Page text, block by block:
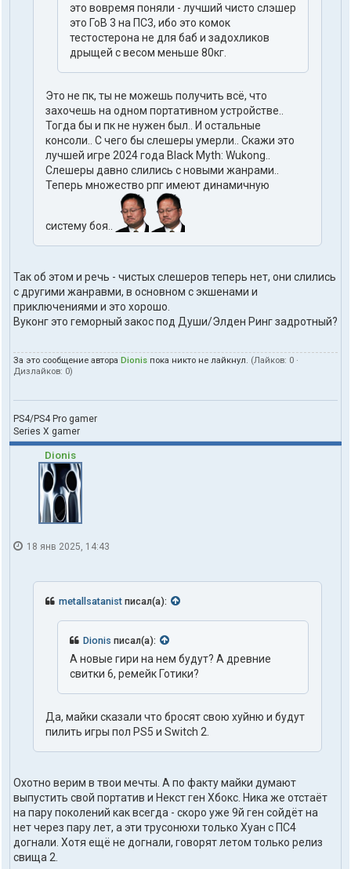
это вовремя поняли - лучший чисто слэшер
это ГоВ 3 на ПС3, ибо это комок
тестостерона не для баб и задохликов
дрыщей с весом меньше 80кг.
Это не пк, ты не можешь получить всё, что
захочешь на одном портативном устройстве..
Тогда бы и пк не нужен был.. И остальные
консоли.. С чего бы слешеры умерли.. Скажи это
лучшей игре 2024 года Black Myth: Wukong..
Слешеры давно слились с новыми жанрами..
Теперь множество рпг имеют динамичную
систему боя..
Так об этом и речь - чистых слешеров теперь нет, они слились
с другими жанравми, в основном с экшенами и
приключениями и это хорошо.
Вуконг это геморный закос под Души/Элден Ринг задротный?
За это сообщение автора Dionis пока никто не лайкнул. (Лайков: 0 ·
Дизлайков: 0)
PS4/PS4 Pro gamer
Series X gamer
Dionis
18 янв 2025, 14:43
metallsatanist писал(а):
Dionis писал(а):
А новые гири на нем будут? А древние
свитки 6, ремейк Готики?
Да, майки сказали что бросят свою хуйню и будут
пилить игры пол PS5 и Switch 2.
Охотно верим в твои мечты. А по факту майки думают
выпустить свой портатив и Некст ген Хбокс. Ника же отстаёт
на пару поколений как всегда - скоро уже 9й ген сойдёт на
нет через пару лет, а эти трусонюхи только Хуан с ПС4
догнали. Хотя ещё не догнали, говорят летом только релиз
свища 2.